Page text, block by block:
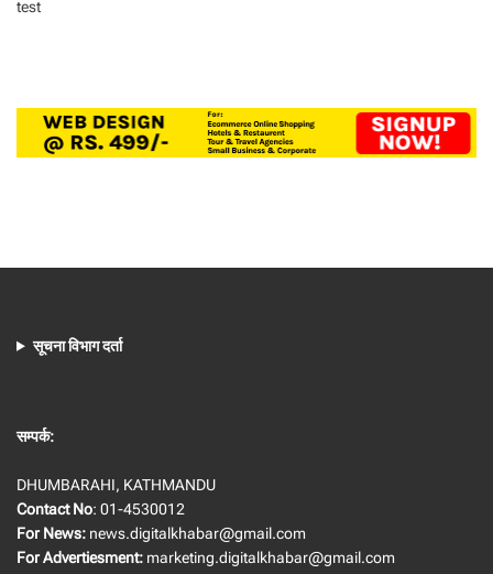
test
सूचना विभाग दर्ता
सम्पर्क:
DHUMBARAHI, KATHMANDU
Contact No: 01-4530012
For News: news.digitalkhabar@gmail.com
For Advertiesment: marketing.digitalkhabar@gmail.com